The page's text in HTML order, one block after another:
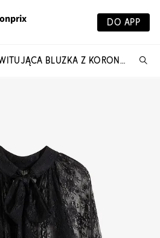
DO APP
DELIKATNIE PRZEŚWITUJĄCA BLUZKA Z KORONKI